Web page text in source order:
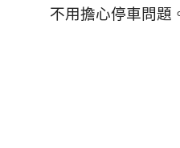
不用擔心停車問題